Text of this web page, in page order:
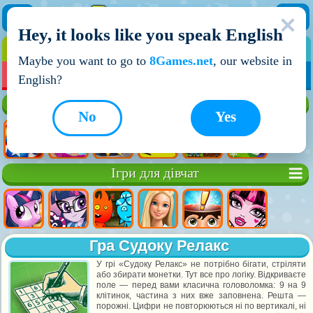
НОВІ ІГРИ
Ігри для дівчат
Гра Судоку Релакс
У грі «Судоку Релакс» не потрібно бігати, стріляти
або збирати монетки. Тут все про логіку. Відкриваєте
поле — перед вами класична головоломка: 9 на 9
клітинок, частина з них вже заповнена. Решта —
порожні. Цифри не повторюються ні по вертикалі, ні
Hey, it looks like you speak English
Maybe you want to go to 8Games.net, our website in
English?
Yes
No